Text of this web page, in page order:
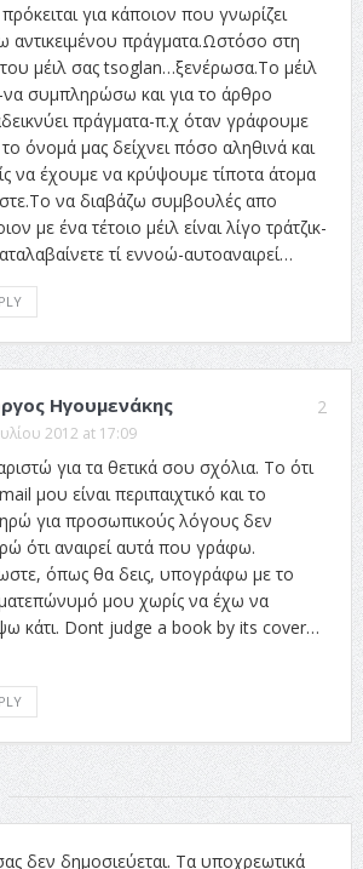
για κάποιον που γνωρίζει
αντικειμένου πράγματα.Ωστόσο στη
μέιλ σας tsoglan…ξενέρωσα.Το μέιλ
να συμπληρώσω και για το άρθρο
πράγματα-π.χ όταν γράφουμε
όνομά μας δείχνει πόσο αληθινά και
να έχουμε να κρύψουμε τίποτα άτομα
να διαβάζω συμβουλές απο
με ένα τέτοιο μέιλ είναι λίγο τράτζικ-
τί εννοώ-αυτοαναιρεί…
2
Ηγουμενάκης
2012 at 17:09
για τα θετικά σου σχόλια. Το ότι
μου είναι περιπαιχτικό και το
για προσωπικούς λόγους δεν
ότι αναιρεί αυτά που γράφω.
όπως θα δεις, υπογράφω με το
μου χωρίς να έχω να
κάτι. Dont judge a book by its cover…
δεν δημοσιεύεται. Τα υποχρεωτικά